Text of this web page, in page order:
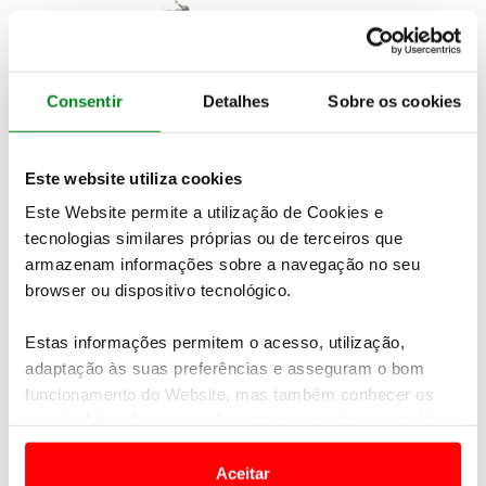
Consentir Detalhes Sobre os cookies
Este website utiliza cookies
Este Website permite a utilização de Cookies e
tecnologias similares próprias ou de terceiros que
armazenam informações sobre a navegação no seu
browser ou dispositivo tecnológico.
Estas informações permitem o acesso, utilização,
adaptação às suas preferências e asseguram o bom
funcionamento do Website, mas também conhecer os
e anúncios de modo a promover produtos e/ou serviços.
Aceitar
O fabrico de
elevada qualidade
preço
somados à
personalização
de cada modelo por
que oconstrutorfazia questão em manter, deram